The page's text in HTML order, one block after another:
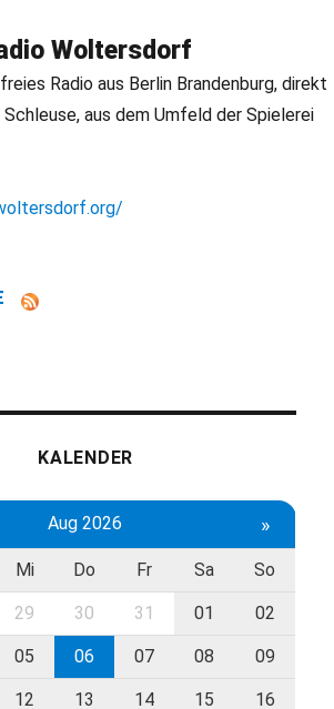
Woltersdorf
Radio aus Berlin Brandenburg, direkt
aus dem Umfeld der Spielerei
KALENDER
Aug 2026 »
Mi Do Fr Sa So
29 30 31 01 02
05 06 07 08 09
12 13 14 15 16